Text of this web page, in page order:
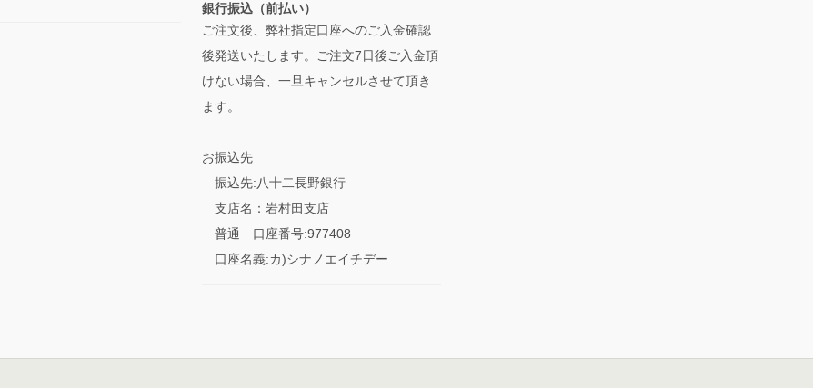
銀行振込（前払い）
ご注文後、弊社指定口座へのご入金確認
後発送いたします。ご注文7日後ご入金頂
けない場合、一旦キャンセルさせて頂き
ます。
お振込先
振込先:八十二長野銀行
支店名：岩村田支店
普通 口座番号:977408
口座名義:カ)シナノエイチデー